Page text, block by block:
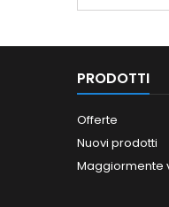
PRODOTTI
Offerte
Nuovi prodotti
Maggiormente